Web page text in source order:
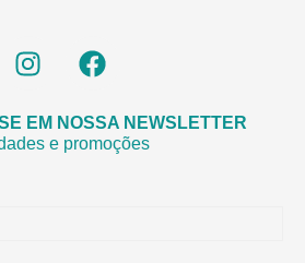
EM NOSSA NEWSLETTER
e promoções